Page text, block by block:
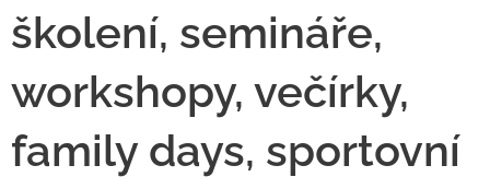
školení, semináře,
workshopy, večírky,
family days, sportovní